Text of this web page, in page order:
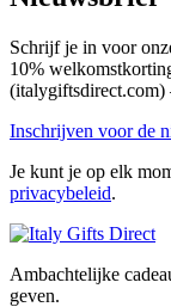
Schrijf je in voor
10%
Inschrijven voor de
Je kunt je op elk
privacybeleid.
Ambachtelijke
geven.